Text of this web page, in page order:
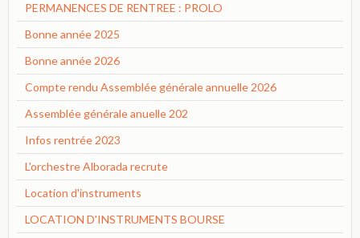
PERMANENCES DE RENTREE : PROLO
Bonne année 2025
Bonne année 2026
Compte rendu Assemblée générale annuelle 2026
Assemblée générale anuelle 202
Infos rentrée 2023
L'orchestre Alborada recrute
Location d'instruments
LOCATION D'INSTRUMENTS BOURSE